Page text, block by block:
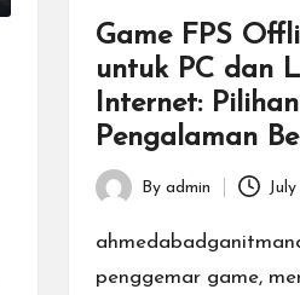
Game FPS
untuk PC dan
Internet:
Pengalaman
Posted
by
By admin
penggemar game,